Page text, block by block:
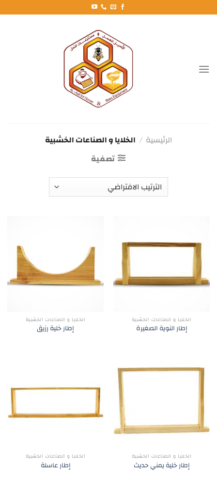
للمحتوى
الرئيسية / الخلايا و الصناعات الخشبية
تصفية
الخلايا و الصناعات الخشبية
إطار النوية الصغيرة
الخلايا و الصناعات الخشبية
إطار خلية رزيق
الخلايا و الصناعات الخشبية
إطار خلية يمني حديث
الخلايا و الصناعات الخشبية
إطار عاسلة